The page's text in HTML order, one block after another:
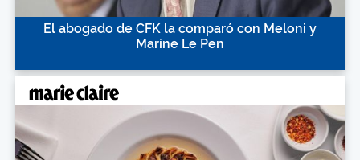
El abogado de CFK la comparó con Meloni y
Marine Le Pen